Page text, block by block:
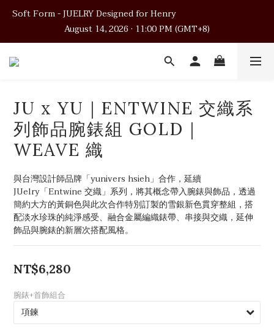
Soft Form - JUELRY Designed for Henry
August 14, 2026 · 11:00 PM (GMT+8)
Soft Form - JUELRY Designed for Henry
August 14, 2026 · 11:00 PM (GMT+8)
Worldwide Shipping
Soft Form - JUELRY Designed for Henry
August 14, 2026 · 11:00 PM (GMT+8)
JU x YU｜ENTWINE 交織系
列飾品腕錶組 GOLD｜
WEAVE 織
與台灣設計師品牌「yunivers hsieh」合作，延續
JUelry「Entwine 交織」系列，將其概念帶入腕錶與飾品，透過
簡約大方的黃銅色與此次合作特別訂製的雪銀新色貫穿整組，搭
配淡水珍珠的純淨感受、融合金屬編織錶帶、串接與交織，延伸
飾品與腕錶的新層次搭配風格。
NT$6,280
腕錶+首飾組合